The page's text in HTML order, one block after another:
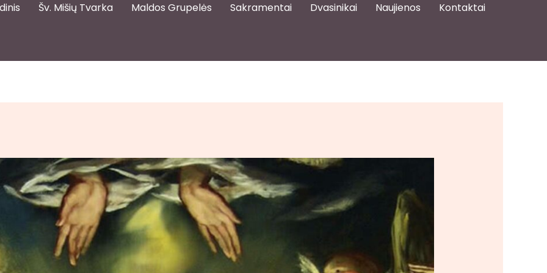
Šv. Mišių Tvarka Maldos Grupelės Sakramentai Dvasinikai Naujienos Kontaktai